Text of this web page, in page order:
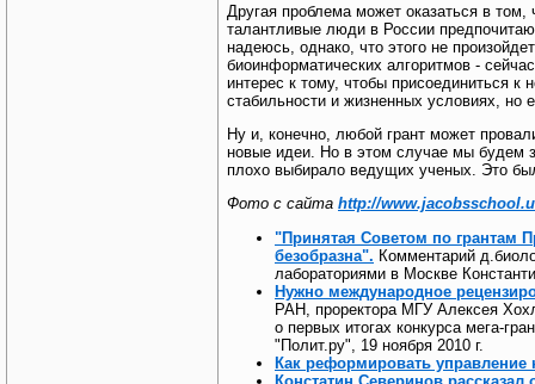
Другая проблема может оказаться в
талантливые люди в России
надеюсь, однако, что этого не
биоинформатических алгоритмов -
интерес к тому, чтобы присоединиться к
стабильности и жизненных условиях, но
Ну и, конечно, любой грант может
новые идеи. Но в этом случае мы будем
плохо выбирало ведущих ученых. Это
Фото с сайта http://
"Принятая Советом по грантам
безобразна". Комментарий
лабораториями в Москве
Нужно международное
РАН, проректора МГУ Алексея
о первых итогах конкурса мега-
"Полит.ру", 19 ноября 2010 г.
Как реформировать управление